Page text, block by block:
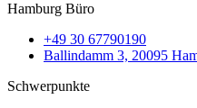
Hamburg Büro
+49 30 67790190
Ballindamm 3, 20095
Schwerpunkte